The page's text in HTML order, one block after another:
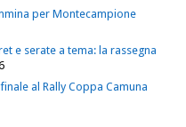
per Montecampione
e serate a tema: la rassegna
al Rally Coppa Camuna